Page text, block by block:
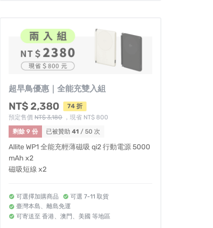
超早鳥優惠｜全能充雙入組
NT$ 2,380
74 折
預定售價NT$ 3,180，現省 NT$ 800
剩餘 9 份
已被贊助41 / 50 次
Allite WP1 全能充輕薄磁吸 qi2 行動電源 5000
mAh x2
磁吸短線 x2
可選擇加購商品
可選 7-11 取貨
臺灣本島、離島免運
可寄送至 香港、澳門、美國 等地區